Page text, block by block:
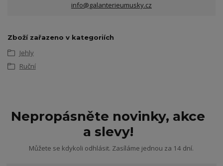
info@galanterieumusky.cz
Zboží zařazeno v kategoriích
Jehly
Ruční
Nepropásněte novinky, akce
a slevy!
Můžete se kdykoli odhlásit. Zasíláme jednou za 14 dní.